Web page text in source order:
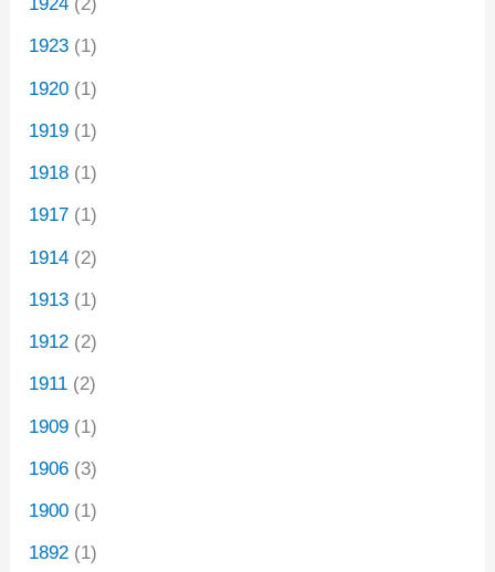
1923 (1)
1920 (1)
1919 (1)
1918 (1)
1917 (1)
1914 (2)
1913 (1)
1912 (2)
1911 (2)
1909 (1)
1906 (3)
1900 (1)
1892 (1)